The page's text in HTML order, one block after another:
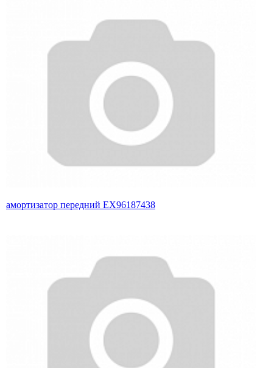
амортизатор передний EX96187438